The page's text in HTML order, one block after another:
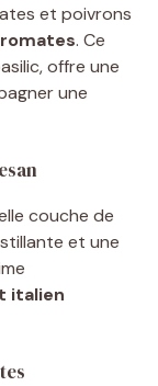
et poivrons
. Ce
offre une
une
couche de
et une
italien